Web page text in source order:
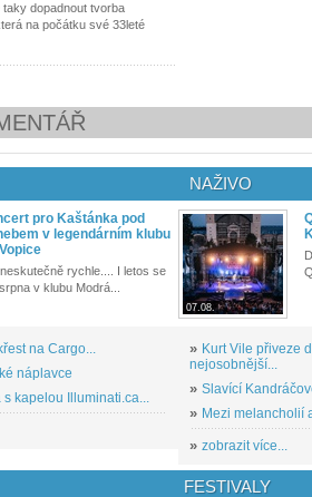
dopadnout tvorba
na počátku své 33leté
pro Kaštánka pod
v legendárním klubu
rychle.... I letos se
v klubu Modrá...
na Cargo...
náplavce
kapelou Illuminati.ca...
NAŽIVO
07.08.
» Kurt Vile přiveze
nejosobnější...
» Slavící
» Mezi melancholií
» zobrazit více...
FESTIVALY